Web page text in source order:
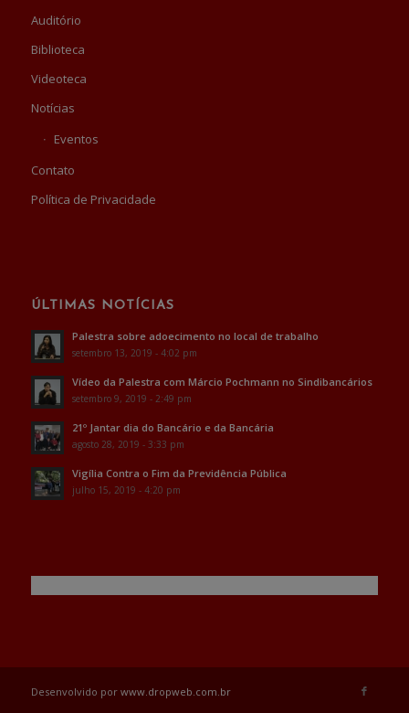
Auditório
Biblioteca
Videoteca
Notícias
Eventos
Contato
Política de Privacidade
ÚLTIMAS NOTÍCIAS
Palestra sobre adoecimento no local de trabalho
setembro 13, 2019 - 4:02 pm
Vídeo da Palestra com Márcio Pochmann no Sindibancários
setembro 9, 2019 - 2:49 pm
21º Jantar dia do Bancário e da Bancária
agosto 28, 2019 - 3:33 pm
Vigília Contra o Fim da Previdência Pública
julho 15, 2019 - 4:20 pm
Desenvolvido por www.dropweb.com.br